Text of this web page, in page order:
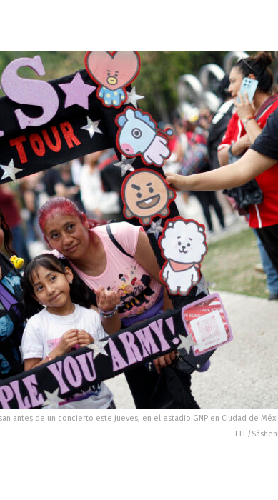
antes de un concierto este jueves, en el estadio GNP en Ciudad de
EFE/